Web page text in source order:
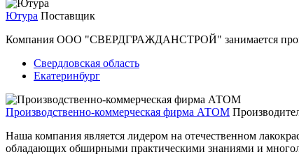
Ютура Поставщик
Компания ООО "СВЕРДГРАЖДАНСТРОЙ" занимается
Свердловская область
Екатеринбург
Производственно-коммерческая фирма АТОМ
Наша компания является лидером на отечественном
обладающих обширными практическими знаниями и